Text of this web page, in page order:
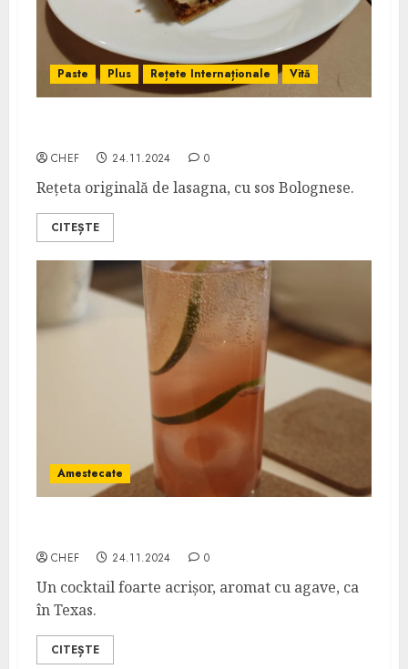
Paste Plus Rețete Internaționale Vită
CHEF 24.11.2024 0
Rețeta originală de lasagna, cu sos Bolognese.
CITEȘTE
Amestecate
CHEF 24.11.2024 0
Un cocktail foarte acrișor, aromat cu agave, ca
în Texas.
CITEȘTE